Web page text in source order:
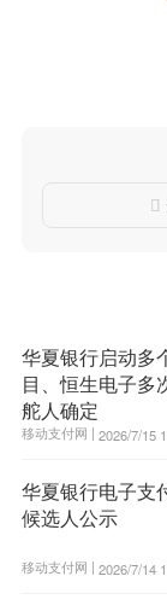

华夏银行启动多
目、恒生电子多
舵人确定
移动支付网 | 2026/7/15
华夏银行电子支
候选人公示
移动支付网 | 2026/7/14